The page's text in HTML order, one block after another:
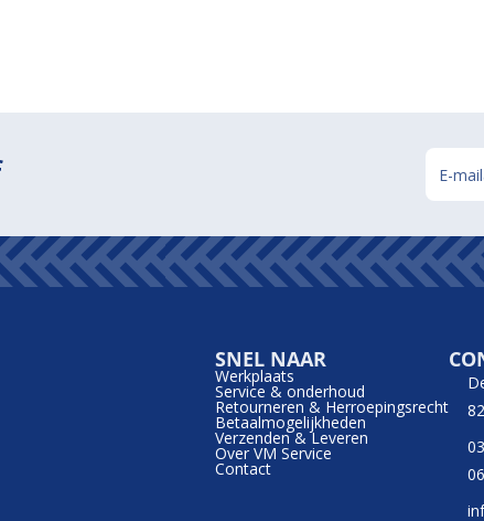
SNEL NAAR
Werkplaats
Service & onderhoud
Retourneren & Herroepingsrecht
Betaalmogelijkheden
Verzenden & Leveren
Over VM Service
Contact